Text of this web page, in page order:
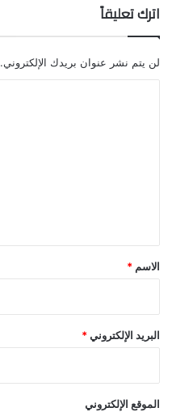
اترك تعليقاً
لن يتم نشر عنوان بريدك الإلكتروني.
*
الاسم *
البريد الإلكتروني *
الموقع الإلكتروني